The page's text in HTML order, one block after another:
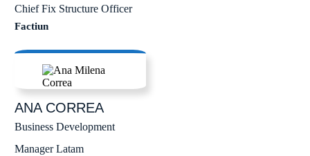
Chief Fix Structure Officer
Factiun
ANACORREA
Business Development
Manager Latam